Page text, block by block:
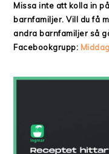
Missa inte att kolla in
barnfamiljer. Vill du få
andra barnfamiljer så
Facebookgrupp: